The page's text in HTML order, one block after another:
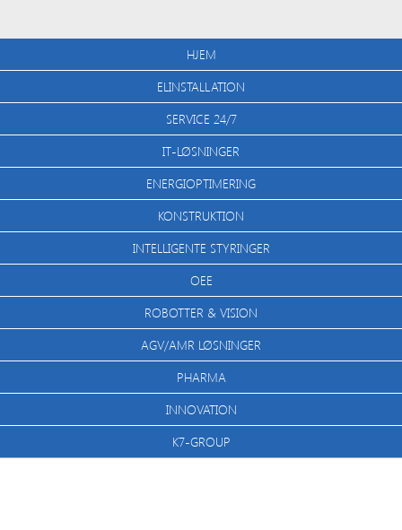
HJEM
ELINSTALLATION
SERVICE 24/7
IT-LØSNINGER
ENERGIOPTIMERING
KONSTRUKTION
INTELLIGENTE STYRINGER
OEE
ROBOTTER & VISION
AGV/AMR LØSNINGER
PHARMA
INNOVATION
K7-GROUP